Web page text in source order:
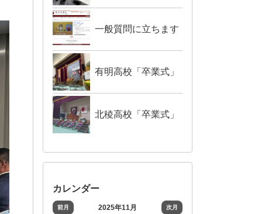
一般質問に立ちます
有明高校「卒業式」
北稜高校「卒業式」
カレンダー
前月 2025年11月 次月